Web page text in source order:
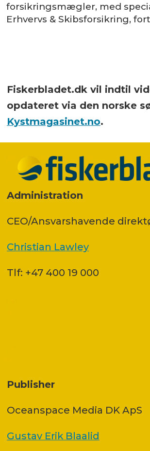
forsikringsmægler, med
Erhvervs & Skibsforsikring,
Fiskerbladet.dk vil indtil
opdateret via den norske
Kystmagasinet.no.
Administration
CEO/Ansvarshavende
Christian Lawley
Tlf: +47 400 19 000
Publisher
Oceanspace Media DK ApS
Gustav Erik Blaalid